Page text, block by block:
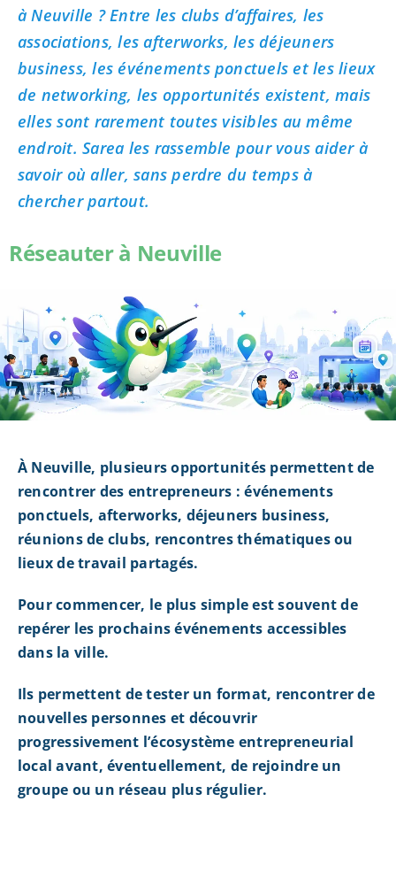
à Neuville ? Entre les clubs d’affaires, les
associations, les afterworks, les déjeuners
business, les événements ponctuels et les lieux
de networking, les opportunités existent, mais
elles sont rarement toutes visibles au même
endroit. Sarea les rassemble pour vous aider à
savoir où aller, sans perdre du temps à
chercher partout.
Réseauter à Neuville
À Neuville, plusieurs opportunités permettent de
rencontrer des entrepreneurs : événements
ponctuels, afterworks, déjeuners business,
réunions de clubs, rencontres thématiques ou
lieux de travail partagés.
Pour commencer, le plus simple est souvent de
repérer les prochains événements accessibles
dans la ville.
Ils permettent de tester un format, rencontrer de
nouvelles personnes et découvrir
progressivement l’écosystème entrepreneurial
local avant, éventuellement, de rejoindre un
groupe ou un réseau plus régulier.